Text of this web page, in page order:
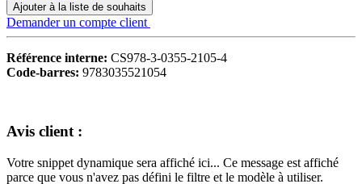
Ajouter à la liste de souhaits
Demander un compte client
Référence interne: CS978-3-0355-2105-4
Code-barres: 9783035521054
Avis client :
Votre snippet dynamique sera affiché ici... Ce message est affiché
parce que vous n'avez pas défini le filtre et le modèle à utiliser.